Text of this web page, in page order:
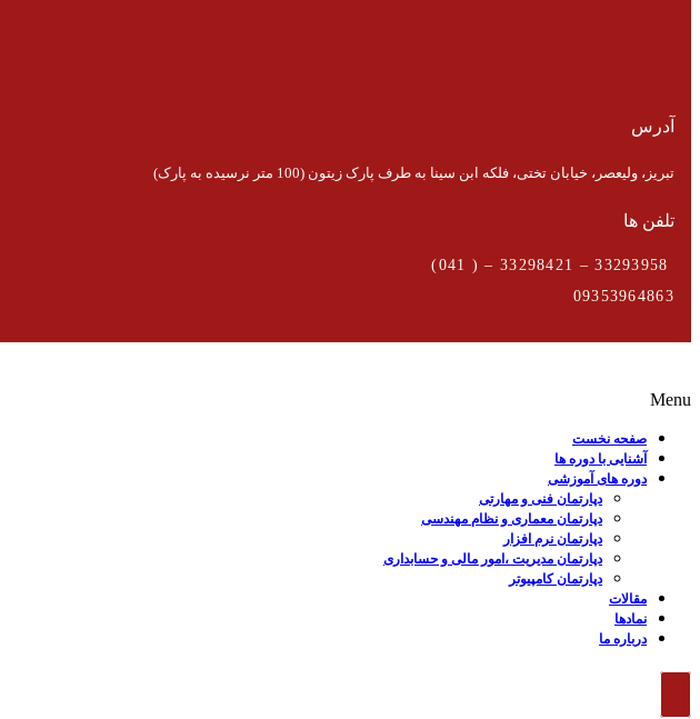
آدرس
تبریز، ولیعصر، خیابان تختی، فلکه ابن سینا به طرف پارک زیتون (100 متر نرسیده به پارک)
تلفن ها
09353964863
Menu
صفحه نخست
آشنایی با دوره ها
دوره های آموزشی
دپارتمان فنی و مهارتی
دپارتمان معماری و نظام مهندسی
دپارتمان نرم افزار
دپارتمان مدیریت ،امور مالی و حسابداری
دپارتمان کامپیوتر
مقالات
نمادها
درباره ما